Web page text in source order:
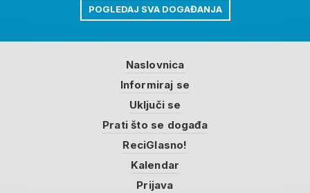
POGLEDAJ SVA DOGAĐANJA
Naslovnica
Informiraj se
Uključi se
Prati što se događa
ReciGlasno!
Kalendar
Prijava